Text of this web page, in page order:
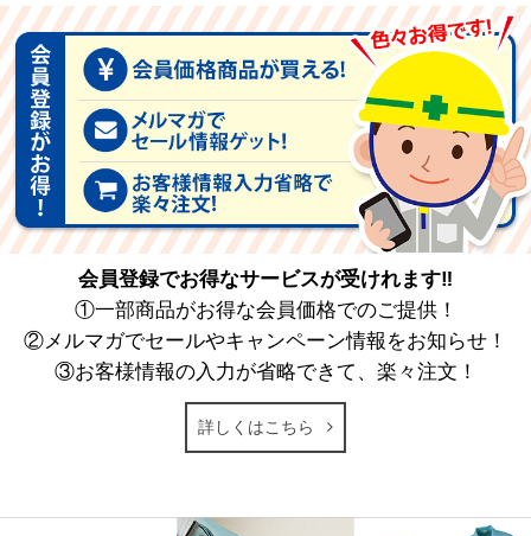
会員登録でお得なサービスが受けれます‼
①一部商品がお得な会員価格でのご提供！
②メルマガでセールやキャンペーン情報をお知らせ！
③お客様情報の入力が省略できて、楽々注文！
詳しくはこちら